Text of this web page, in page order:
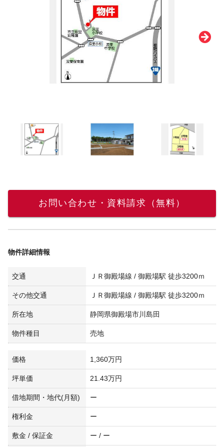
お問い合わせ・資料請求（無料）
物件詳細情報
交通 ＪＲ御殿場線 / 御殿場駅 徒歩3200ｍ
その他交通 ＪＲ御殿場線 / 御殿場駅 徒歩3200ｍ
所在地 静岡県御殿場市川島田
物件種目 売地
価格 1,360万円
坪単価 21.43万円
借地期間・地代(月額) ー
権利金 ー
敷金 / 保証金 ー / ー